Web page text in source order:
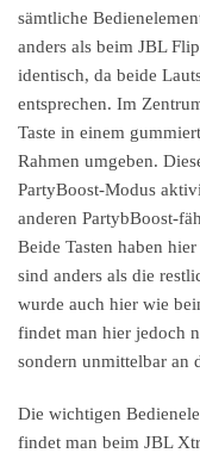
sämtliche
anders als beim JBL
identisch, da beide
entsprechen. Im
Taste in einem
Rahmen umgeben.
PartyBoost-Modus
anderen PartybBoost-
Beide Tasten haben
sind anders als die
wurde auch hier wie
findet man hier jedoch
sondern unmittelbar an
Die wichtigen
findet man beim JBL